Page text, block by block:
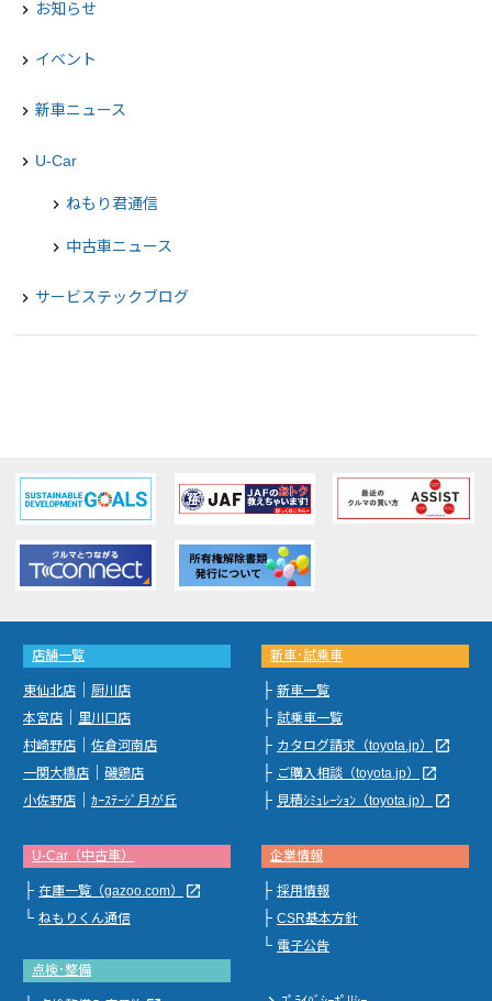
navigate_next お知らせ
navigate_next イベント
navigate_next 新車ニュース
navigate_next U-Car
chevron_right ねもり君通信
chevron_right 中古車ニュース
navigate_next サービステックブログ
店舗一覧
東仙北店
厨川店
本宮店
里川口店
村崎野店
佐倉河南店
一関大橋店
磯鶏店
小佐野店
ｶｰｽﾃｰｼﾞ月が丘
新車･試乗車
├ 新車一覧
├ 試乗車一覧
├ カタログ請求（toyota.jp）
launch
├ ご購入相談（toyota.jp）
launch
├ 見積ｼﾐｭﾚｰｼｮﾝ（toyota.jp） launch
U-Car（中古車）
├ 在庫一覧（gazoo.com）
launch
└ ねもりくん通信
点検･整備
企業情報
├ 採用情報
├ CSR基本方針
└ 電子公告